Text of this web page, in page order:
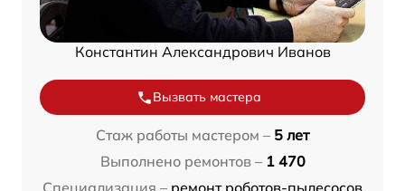
Константин Александрович Иванов
Вызвать мастера
Стаж работы мастером – 5 лет
Выполнено ремонтов – 1 470